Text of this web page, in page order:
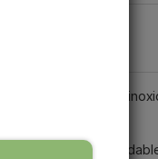
fabricada en acero
Chia en acero